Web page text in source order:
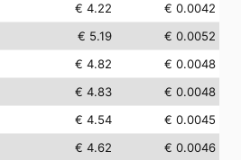
€ 4.22
€ 0.0042
€ 5.19
€ 0.0052
€ 4.82
€ 0.0048
€ 4.83
€ 0.0048
€ 4.54
€ 0.0045
€ 4.62
€ 0.0046